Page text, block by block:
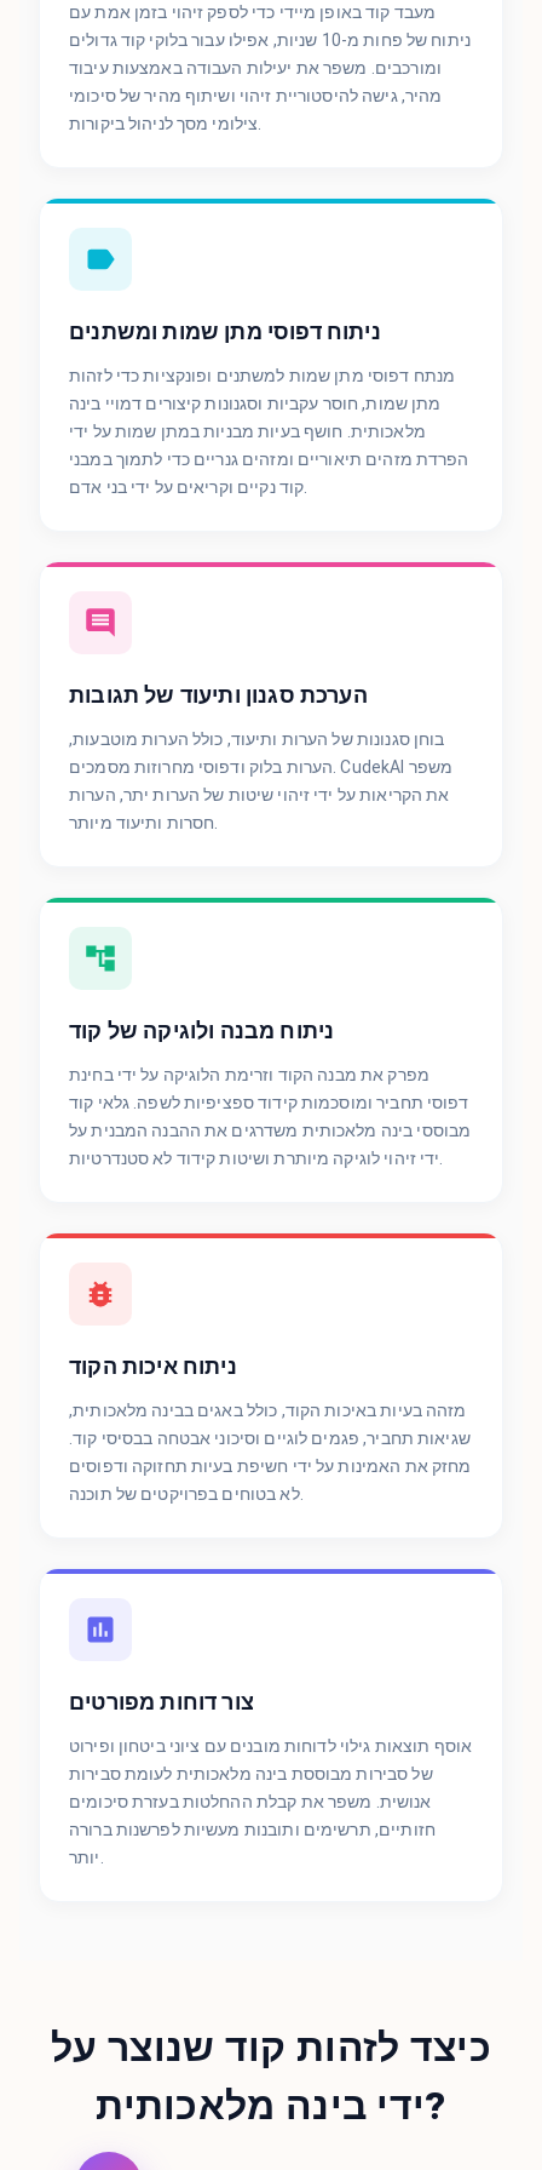
מעבד קוד באופן מיידי כדי לספק זיהוי בזמן אמת עם
ניתוח של פחות מ-10 שניות, אפילו עבור בלוקי קוד גדולים
ומורכבים. משפר את יעילות העבודה באמצעות עיבוד
מהיר, גישה להיסטוריית זיהוי ושיתוף מהיר של סיכומי
ניתוח דפוסי מתן שמות ומשתנים
מנתח דפוסי מתן שמות למשתנים ופונקציות כדי לזהות
מתן שמות, חוסר עקביות וסגנונות קיצורים דמויי בינה
מלאכותית. חושף בעיות מבניות במתן שמות על ידי
הפרדת מזהים תיאוריים ומזהים גנריים כדי לתמוך במבני
הערכת סגנון ותיעוד של תגובות
בוחן סגנונות של הערות ותיעוד, כולל הערות מוטבעות,
הערות בלוק ודפוסי מחרוזות מסמכים. CudekAI משפר
את הקריאות על ידי זיהוי שיטות של הערות יתר, הערות
ניתוח מבנה ולוגיקה של קוד
מפרק את מבנה הקוד וזרימת הלוגיקה על ידי בחינת
דפוסי תחביר ומוסכמות קידוד ספציפיות לשפה. גלאי קוד
מבוססי בינה מלאכותית משדרגים את ההבנה המבנית על
ניתוח איכות הקוד
מזהה בעיות באיכות הקוד, כולל באגים בבינה מלאכותית,
שגיאות תחביר, פגמים לוגיים וסיכוני אבטחה בבסיסי קוד.
מחזק את האמינות על ידי חשיפת בעיות תחזוקה ודפוסים
לא בטוחים בפרויקטים של תוכנה.
צור דוחות מפורטים
אוסף תוצאות גילוי לדוחות מובנים עם ציוני ביטחון ופירוט
של סבירות מבוססת בינה מלאכותית לעומת סבירות
אנושית. משפר את קבלת ההחלטות בעזרת סיכומים
חזותיים, תרשימים ותובנות מעשיות לפרשנות ברורה
כיצד לזהות קוד שנוצר על
ידי בינה מלאכותית?